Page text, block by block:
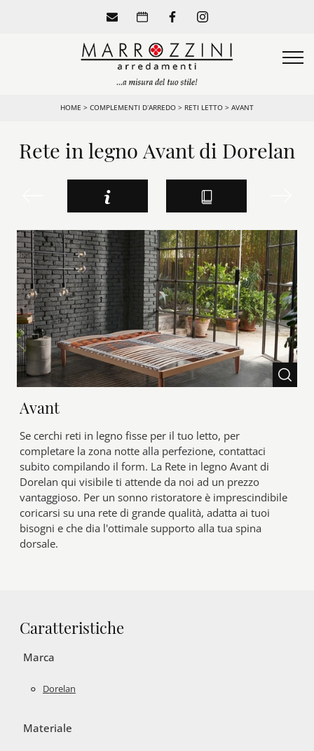
HOME > COMPLEMENTI D’ARREDO > RETI LETTO > AVANT
Rete in legno Avant di Dorelan
Avant
Se cerchi reti in legno fisse per il tuo letto, per
completare la zona notte alla perfezione, contattaci
subito compilando il form. La Rete in legno Avant di
Dorelan qui visibile ti attende da noi ad un prezzo
vantaggioso. Per un sonno ristoratore è imprescindibile
coricarsi su una rete di grande qualità, adatta ai tuoi
bisogni e che dia l'ottimale supporto alla tua spina
dorsale.
Caratteristiche
Marca
Dorelan
Materiale